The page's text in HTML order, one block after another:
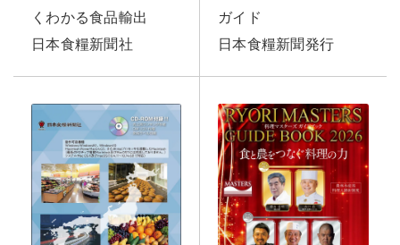
くわかる食品輸出
日本食糧新聞社
ガイド
日本食糧新聞発行